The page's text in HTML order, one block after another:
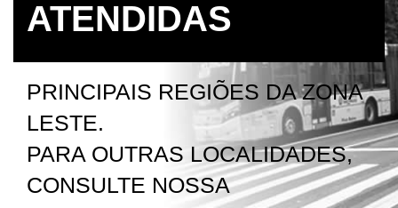
ATENDIDAS
PRINCIPAIS REGIÕES DA ZONA
LESTE.
PARA OUTRAS LOCALIDADES,
CONSULTE NOSSA